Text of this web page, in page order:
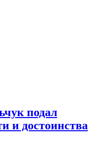
подал
и достоинства